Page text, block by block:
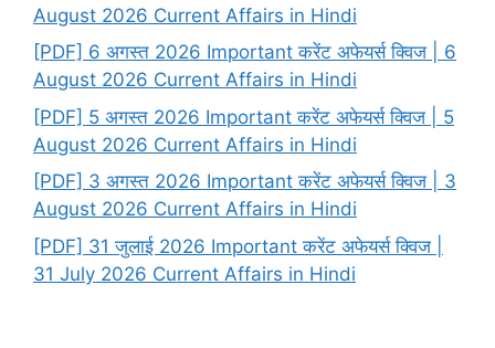
August 2026 Current Affairs in Hindi
[PDF] 6 अगस्त 2026 Important करेंट अफेयर्स क्विज | 6
August 2026 Current Affairs in Hindi
[PDF] 5 अगस्त 2026 Important करेंट अफेयर्स क्विज | 5
August 2026 Current Affairs in Hindi
[PDF] 3 अगस्त 2026 Important करेंट अफेयर्स क्विज | 3
August 2026 Current Affairs in Hindi
[PDF] 31 जुलाई 2026 Important करेंट अफेयर्स क्विज |
31 July 2026 Current Affairs in Hindi